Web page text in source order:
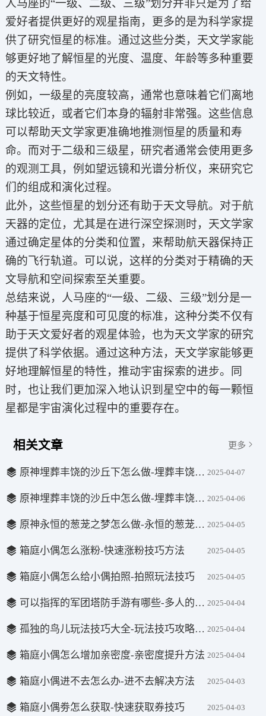
人马座的“一级、二级、三级”划分并非只是为了给
爱好者提供更好的观星指南，更多的是为科学家提
供了研究恒星的标准。通过这些分类，天文学家能
够更好地了解恒星的光度、温度、年龄等多种重要
的天文特性。
例如，一级星的亮度较高，通常也意味着它们离地
球比较近，或者它们本身的辐射非常强。这些信息
可以帮助天文学家更准确地推测恒星的质量和寿
命。而对于二级和三级星，研究者通常会使用更多
的观测工具，例如望远镜和光谱分析仪，来研究它
们的组成和演化过程。
此外，这些恒星的划分还有助于天文导航。对于航
天器的定位，尤其是在进行深空探测时，天文学家
通过确定星体的分类和位置，来帮助航天器保持正
确的飞行轨道。可以说，这样的分类对于精确的天
文导航和空间探索至关重要。
总结来说，人马座的“一级、二级、三级”划分是一
种基于恒星亮度和可见度的标准，这种分类不仅有
助于天文爱好者的观星体验，也为天文学家的研究
提供了科学依据。通过这种方法，天文学家能够更
好地理解恒星的特性，推动宇宙探索的进步。同
时，也让我们更加深入地认识到星空中的每一颗恒
星都是宇宙演化过程中的重要存在。
相关文章 更多
原神埋葬丰饶的沙丘下怎么做-埋葬丰饶的沙丘下完成方法 2025-04-07
原神埋葬丰饶的沙丘中怎么做-埋葬丰饶的沙丘中完成方法 2025-04-06
原神永恒的葱茏之梦怎么做-永恒的葱茏之梦完成方法 2025-04-05
箱庭小偶怎么涨粉-快速涨粉技巧方法 2025-04-05
箱庭小偶怎么给小偶拍照-拍照玩法技巧 2025-04-05
可以指挥的军团塔防手游有哪些-多人的军团塔防手游推荐盘点 2025-04-04
孤独的鸟儿玩法技巧大全-玩法技巧攻略汇总 2025-04-04
箱庭小偶怎么增加亲密度-亲密度提升方法 2025-04-04
箱庭小偶进不去怎么办-进不去解决方法 2025-04-03
箱庭小偶劵怎么获取-快速获取券技巧 2025-04-03